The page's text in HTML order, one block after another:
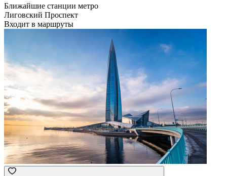
Ближайшие станции метро
Лиговский Проспект
Входит в маршруты